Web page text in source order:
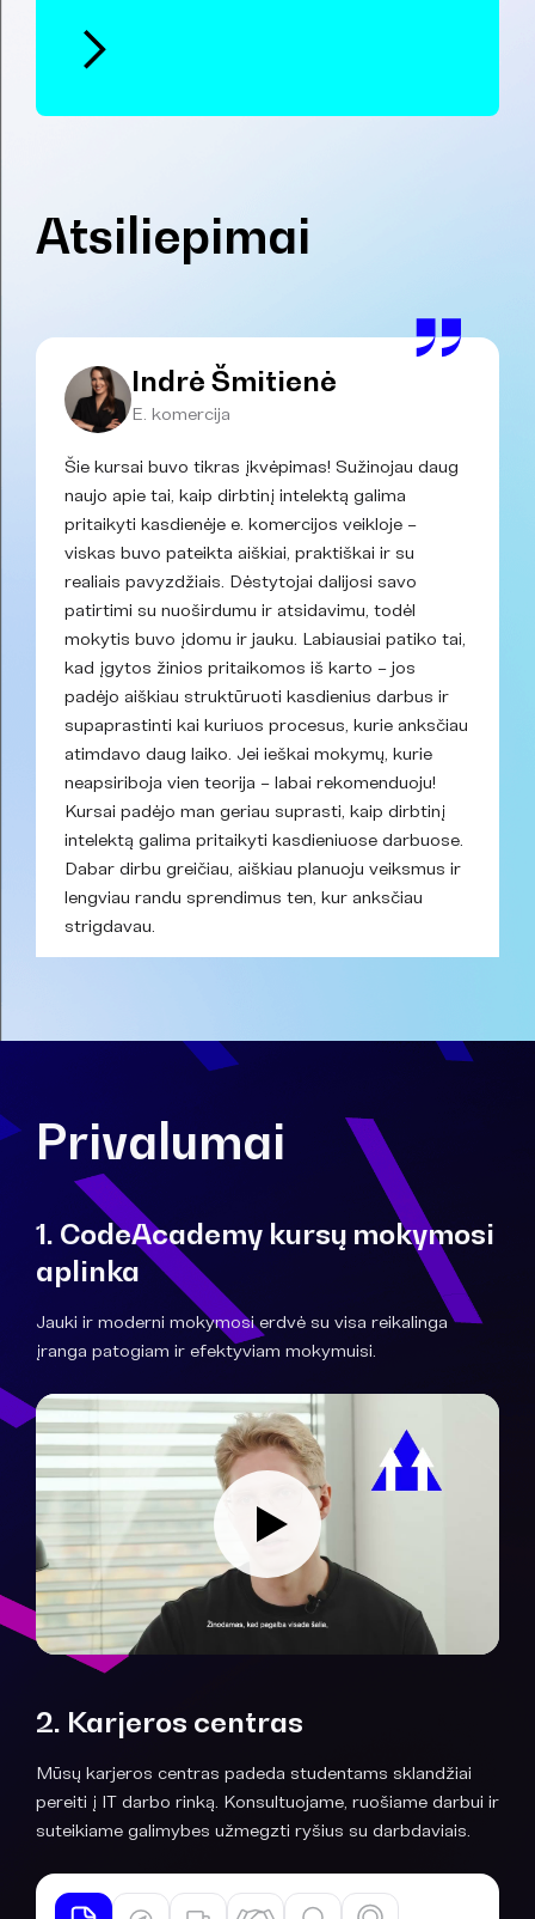
Atsiliepimai
Indrė Šmitienė
E. komercija
Šie kursai buvo tikras įkvėpimas! Sužinojau daug
naujo apie tai, kaip dirbtinį intelektą galima
pritaikyti kasdienėje e. komercijos veikloje –
viskas buvo pateikta aiškiai, praktiškai ir su
realiais pavyzdžiais. Dėstytojai dalijosi savo
patirtimi su nuoširdumu ir atsidavimu, todėl
mokytis buvo įdomu ir jauku. Labiausiai patiko tai,
kad įgytos žinios pritaikomos iš karto – jos
padėjo aiškiau struktūruoti kasdienius darbus ir
supaprastinti kai kuriuos procesus, kurie anksčiau
atimdavo daug laiko. Jei ieškai mokymų, kurie
neapsiriboja vien teorija – labai rekomenduoju!
Kursai padėjo man geriau suprasti, kaip dirbtinį
intelektą galima pritaikyti kasdieniuose darbuose.
Dabar dirbu greičiau, aiškiau planuoju veiksmus ir
lengviau randu sprendimus ten, kur anksčiau
strigdavau.
Privalumai
1. CodeAcademy kursų mokymosi
aplinka
Jauki ir moderni mokymosi erdvė su visa reikalinga
įranga patogiam ir efektyviam mokymuisi.
2. Karjeros centras
Mūsų karjeros centras padeda studentams sklandžiai
pereiti į IT darbo rinką. Konsultuojame, ruošiame darbui ir
suteikiame galimybes užmegzti ryšius su darbdaviais.